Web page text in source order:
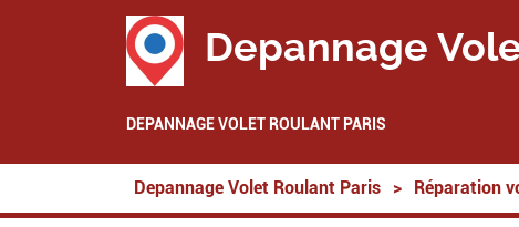
Depannage
DEPANNAGE VOLET ROULANT PARIS
Depannage Volet Roulant Paris > Réparation